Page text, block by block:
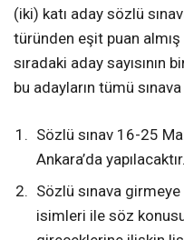
(iki) katı aday sözlü
türünden eşit puan
sıradaki aday sayısının
bu adayların tümü
Sözlü sınav 16-25
Ankara’da yapılacaktır.
Sözlü sınava
isimleri ile söz